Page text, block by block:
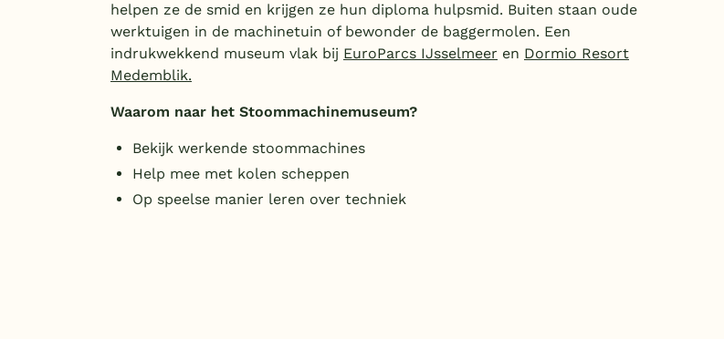
helpen ze de smid en krijgen ze hun diploma hulpsmid. Buiten staan oude
werktuigen in de machinetuin of bewonder de baggermolen. Een
indrukwekkend museum vlak bij EuroParcs IJsselmeer en Dormio Resort
Medemblik.
Waarom naar het Stoommachinemuseum?
Bekijk werkende stoommachines
Help mee met kolen scheppen
Op speelse manier leren over techniek